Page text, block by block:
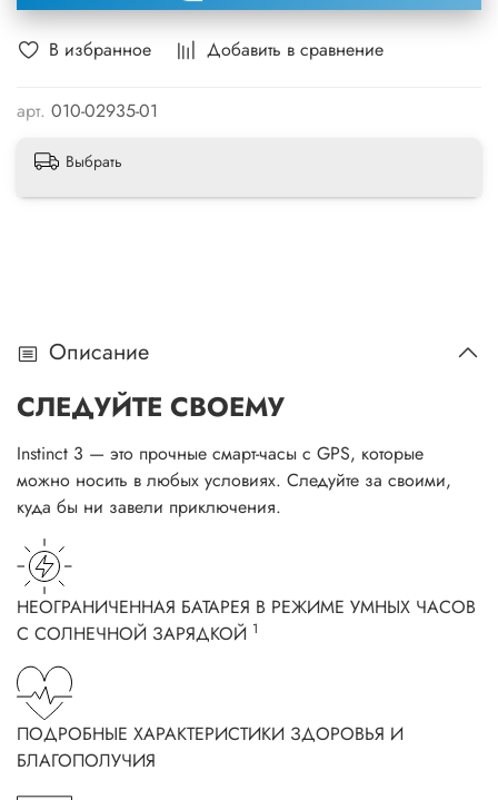
В избранное Добавить в сравнение
арт. 010-02935-01
Выбрать
Описание
СЛЕДУЙТЕ СВОЕМУ
Instinct 3 — это прочные смарт-часы с GPS, которые
можно носить в любых условиях. Следуйте за своими,
куда бы ни завели приключения.
НЕОГРАНИЧЕННАЯ БАТАРЕЯ В РЕЖИМЕ УМНЫХ ЧАСОВ
С СОЛНЕЧНОЙ ЗАРЯДКОЙ 1
ПОДРОБНЫЕ ХАРАКТЕРИСТИКИ ЗДОРОВЬЯ И
БЛАГОПОЛУЧИЯ